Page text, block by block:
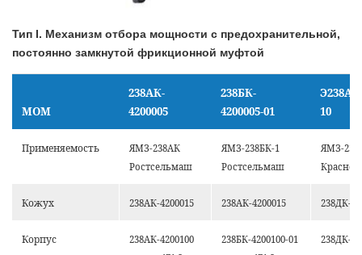
Тип I. Механизм отбора мощности с предохранительной,
постоянно замкнутой фрикционной муфтой
МОМ
238АК-
4200005
238БК-
4200005-01
10
Применяемость
ЯМЗ-238АК
Ростсельмаш
ЯМЗ-238БК-1
Ростсельмаш
ЯМЗ-
Кожух 238АК-4200015 238АК-4200015 238ДК-
Корпус
238АК-4200100
238БК-4200100-01
238ДК-